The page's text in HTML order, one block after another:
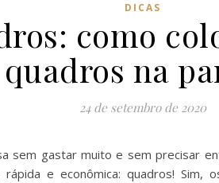
DICAS
como
quadros na
24 de setembro de 2020
sem gastar muito e sem precisar
rápida e econômica: quadros!